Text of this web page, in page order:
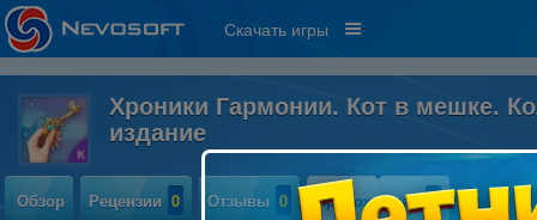
Скачать игры
Хроники Гармонии. Кот в мешке.
издание
Обзор Рецензии 0 Отзывы 0 Прохождение 0